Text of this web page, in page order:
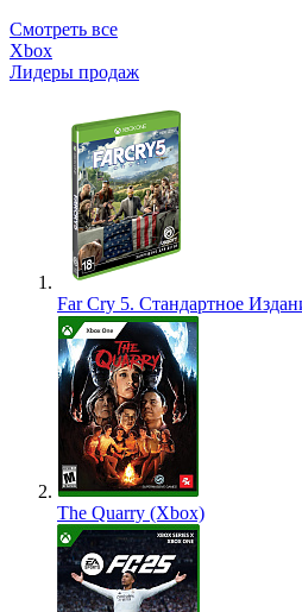
Смотреть все
Xbox
Лидеры продаж
Far Cry 5. Стандартное
The Quarry (Xbox)